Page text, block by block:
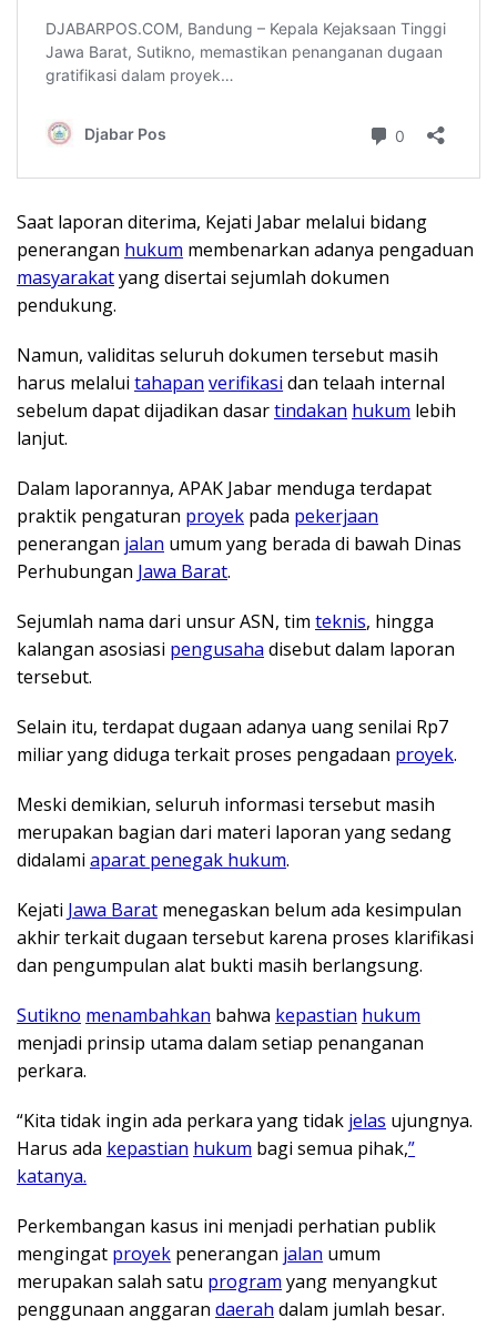
Saat laporan diterima, Kejati Jabar melalui bidang
penerangan hukum membenarkan adanya pengaduan
masyarakatyang disertai sejumlah dokumen
pendukung.
Namun, validitas seluruh dokumen tersebut masih
harus melalui tahapan verifikasi dan telaah internal
sebelum dapat dijadikan dasartindakan hukum lebih
lanjut.
Dalam laporannya, APAK Jabar menduga terdapat
praktik pengaturan proyek pada pekerjaan
penerangan jalan umum yang berada di bawah Dinas
Perhubungan Jawa Barat.
Sejumlah nama dari unsur ASN, tim teknis, hingga
kalangan asosiasi pengusaha disebut dalam laporan
tersebut.
Selain itu, terdapat dugaan adanya uang senilai Rp7
miliar yang diduga terkait proses pengadaan proyek.
Meski demikian, seluruh informasi tersebut masih
merupakan bagian dari materi laporan yang sedang
didalami aparat penegak hukum.
Kejati Jawa Barat menegaskan belum ada kesimpulan
akhir terkait dugaan tersebut karena proses klarifikasi
dan pengumpulan alat bukti masih berlangsung.
Sutikno menambahkan bahwa kepastian hukum
menjadi prinsip utama dalam setiap penanganan
perkara.
“Kita tidak ingin ada perkara yang tidak jelas ujungnya.
Harus ada kepastian hukum bagi semua pihak,”
katanya.
Perkembangan kasus ini menjadi perhatian publik
mengingat proyek penerangan jalan umum
merupakan salah satu program yang menyangkut
penggunaan anggaran daerah dalam jumlah besar.